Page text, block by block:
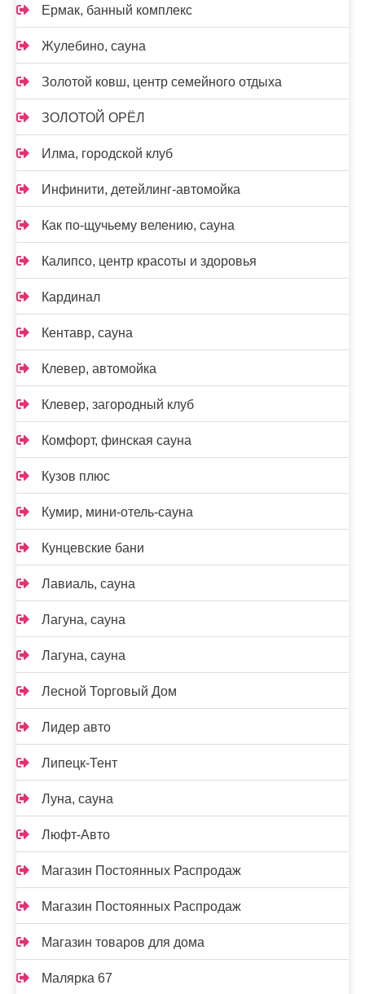
Ермак, банный комплекс
Жулебино, сауна
Золотой ковш, центр семейного отдыха
ЗОЛОТОЙ ОРЁЛ
Илма, городской клуб
Инфинити, детейлинг-автомойка
Как по-щучьему велению, сауна
Калипсо, центр красоты и здоровья
Кардинал
Кентавр, сауна
Клевер, автомойка
Клевер, загородный клуб
Комфорт, финская сауна
Кузов плюс
Кумир, мини-отель-сауна
Кунцевские бани
Лавиаль, сауна
Лагуна, сауна
Лагуна, сауна
Лесной Торговый Дом
Лидер авто
Липецк-Тент
Луна, сауна
Люфт-Авто
Магазин Постоянных Распродаж
Магазин Постоянных Распродаж
Магазин товаров для дома
Малярка 67